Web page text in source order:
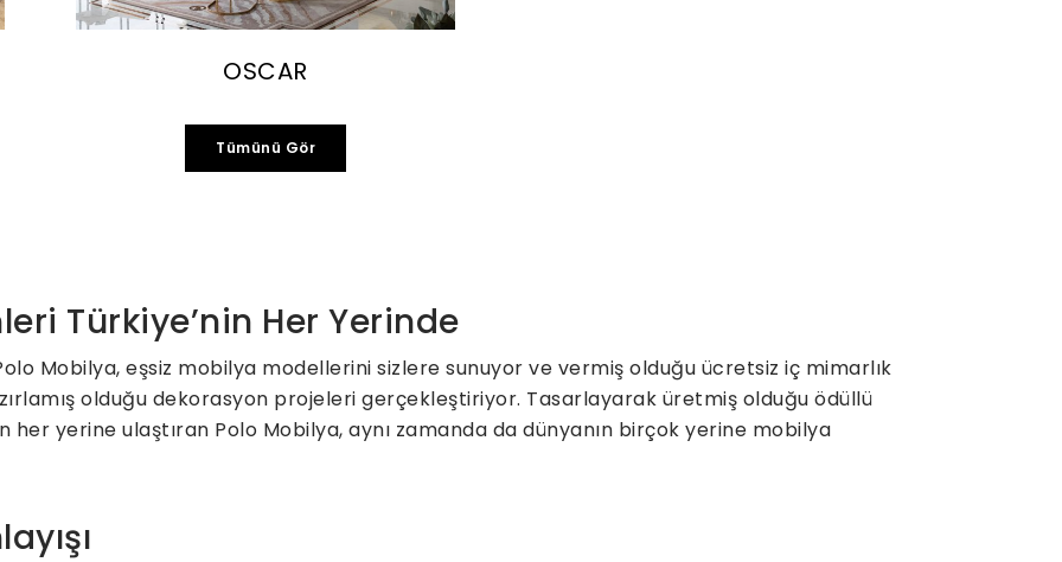
OSCAR
Tümünü Gör
Türkiye’nin Her Yerinde
Mobilya, eşsiz mobilya modellerini sizlere sunuyor ve vermiş olduğu ücretsiz iç mimarlık
olduğu dekorasyon projeleri gerçekleştiriyor. Tasarlayarak üretmiş olduğu ödüllü
her yerine ulaştıran Polo Mobilya, aynı zamanda da dünyanın birçok yerine mobilya